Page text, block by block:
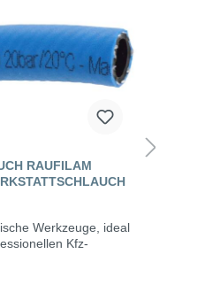
RAUFILAM
Werkzeuge, ideal
Kfz-